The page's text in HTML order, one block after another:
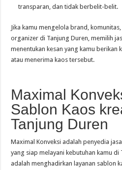
transparan, dan tidak berbelit-belit.
Jika kamu mengelola brand,
organizer di Tanjung Duren, memilih
menentukan kesan yang kamu berikan
atau menerima kaos tersebut.
Maximal
Sablon Kaos
Tanjung Duren
Maximal Konveksi adalah penyedia
yang siap melayani kebutuhan kamu di
adalah menghadirkan layanan sablon